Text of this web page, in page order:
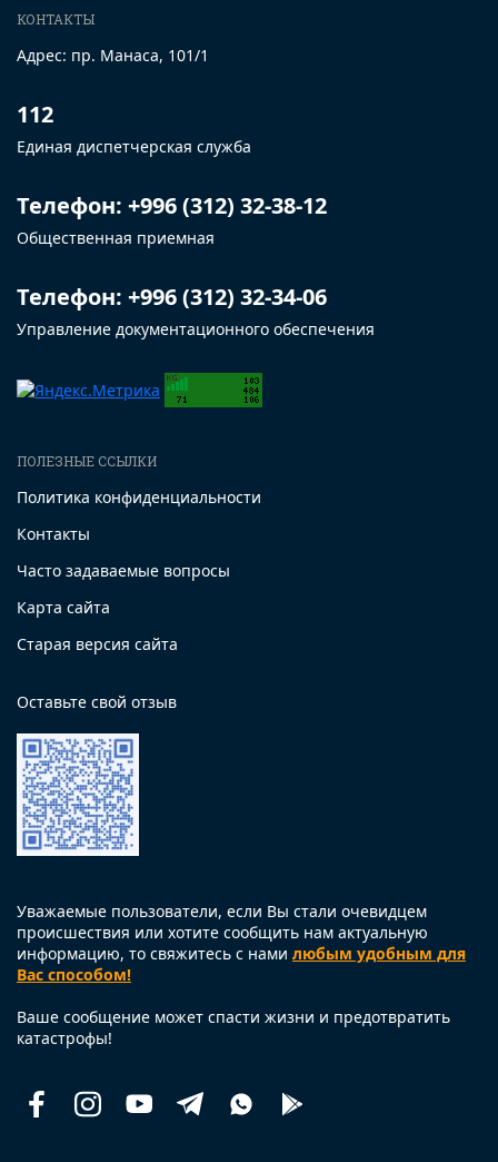
КОНТАКТЫ
Адрес: пр. Манаса, 101/1
112
Единая диспетчерская служба
Телефон: +996 (312) 32-38-12
Общественная приемная
Телефон: +996 (312) 32-34-06
Управление документационного обеспечения
ПОЛЕЗНЫЕ ССЫЛКИ
Политика конфиденциальности
Контакты
Часто задаваемые вопросы
Карта сайта
Старая версия сайта
Оставьте свой отзыв
Уважаемые пользователи, если Вы стали очевидцем
происшествия или хотите сообщить нам актуальную
информацию, то свяжитесь с нами любым удобным для
Вас способом!
Ваше сообщение может спасти жизни и предотвратить
катастрофы!
FacebookInstagramYoutube TelegramWhatsappПомощь
рядом